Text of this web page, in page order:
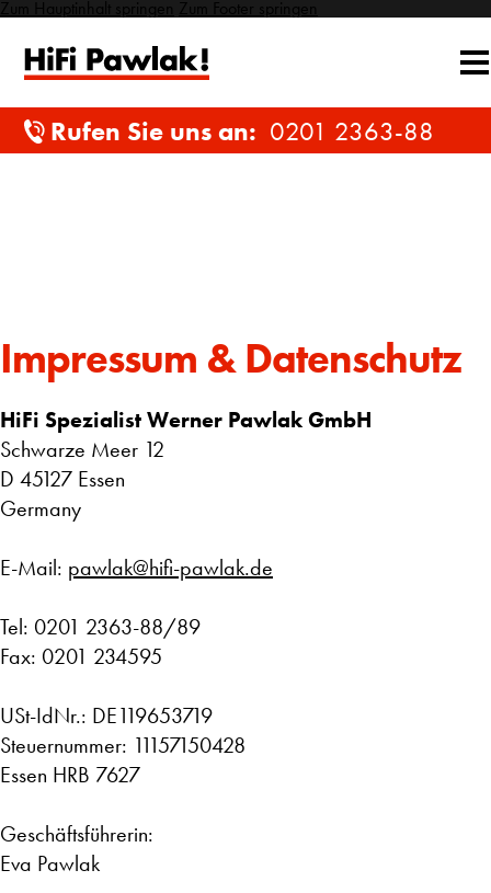
Zum Hauptinhalt springen Zum Footer springen
Rufen Sie uns an: 0201 2363-88
Impressum & Datenschutz
HiFi Spezialist Werner Pawlak GmbH
Schwarze Meer 12
D 45127 Essen
Germany
E-Mail: pawlak@hifi-pawlak.de
Tel: 0201 2363-88/89
Fax: 0201 234595
USt-IdNr.: DE119653719
Steuernummer: 11157150428
Essen HRB 7627
Geschäftsführerin:
Eva Pawlak